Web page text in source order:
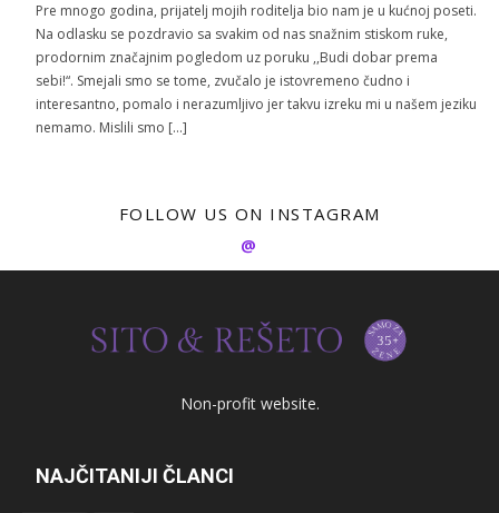
Pre mnogo godina, prijatelj mojih roditelja bio nam je u kućnoj poseti.
Na odlasku se pozdravio sa svakim od nas snažnim stiskom ruke,
prodornim značajnim pogledom uz poruku ,,Budi dobar prema
sebi!“. Smejali smo se tome, zvučalo je istovremeno čudno i
interesantno, pomalo i nerazumljivo jer takvu izreku mi u našem jeziku
nemamo. Mislili smo […]
FOLLOW US ON INSTAGRAM
@
Non-profit website.
NAJČITANIJI ČLANCI